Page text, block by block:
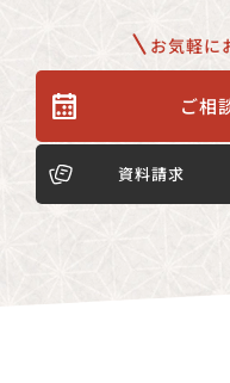
お気軽に
ご相
資料請求